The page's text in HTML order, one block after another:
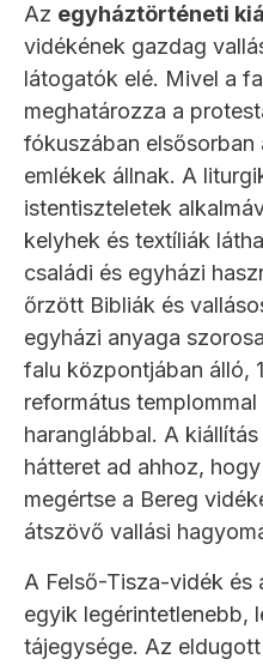
Az egyháztörténeti
vidékének gazdag
látogatók elé. Mivel a
meghatározza a
fókuszában elsősorban
emlékek állnak. A
istentiszteletek
kelyhek és textíliák
családi és egyházi
őrzött Bibliák és
egyházi anyaga
falu központjában álló,
református templommal
haranglábbal. A
hátteret ad ahhoz,
megértse a Bereg
átszövő vallási
A Felső-Tisza-vidék és
egyik legérintetlenebb,
tájegysége. Az